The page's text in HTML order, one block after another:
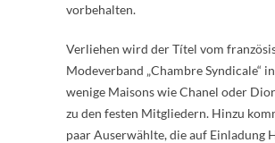
vorbehalten.
Verliehen wird der Títel vom
Modeverband „Chambre Syndicale“
wenige Maisons wie Chanel oder
zu den festen Mitgliedern. Hinzu
paar Auserwählte, die auf Einladung